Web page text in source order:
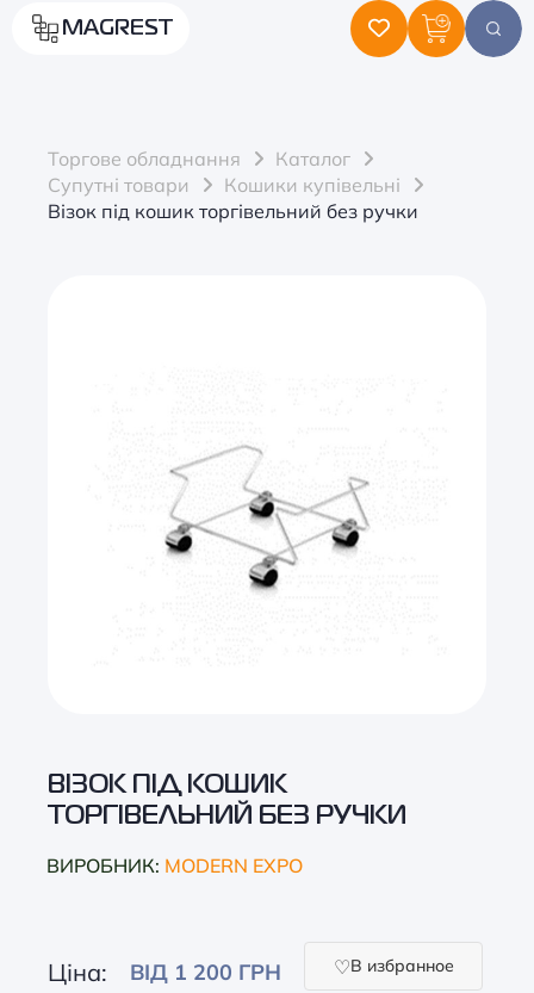
MAGREST
Торгове обладнання
Каталог
Супутні товари
Кошики купівельні
Візок під кошик торгівельний без ручки
ВІЗОК ПІД КОШИК
ТОРГІВЕЛЬНИЙ БЕЗ РУЧКИ
ВИРОБНИК: MODERN EXPO
Ціна: ВІД 1 200 ГРН В избранное